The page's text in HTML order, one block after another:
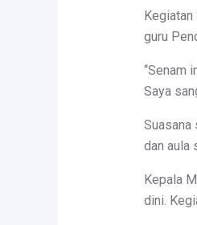
guru
“Senam
Saya
Suasana
dan aula
Kepala
dini.